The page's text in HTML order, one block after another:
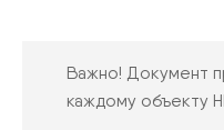
Важно! Документ
каждому объекту